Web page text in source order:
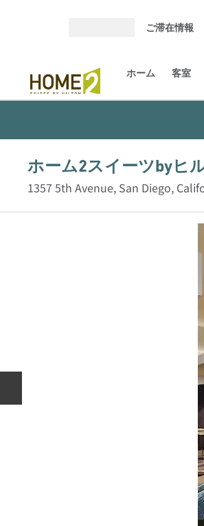
ご滞在情報
ホーム 客室
ホーム2スイーツbyヒ
1357 5th Avenue, San Diego,